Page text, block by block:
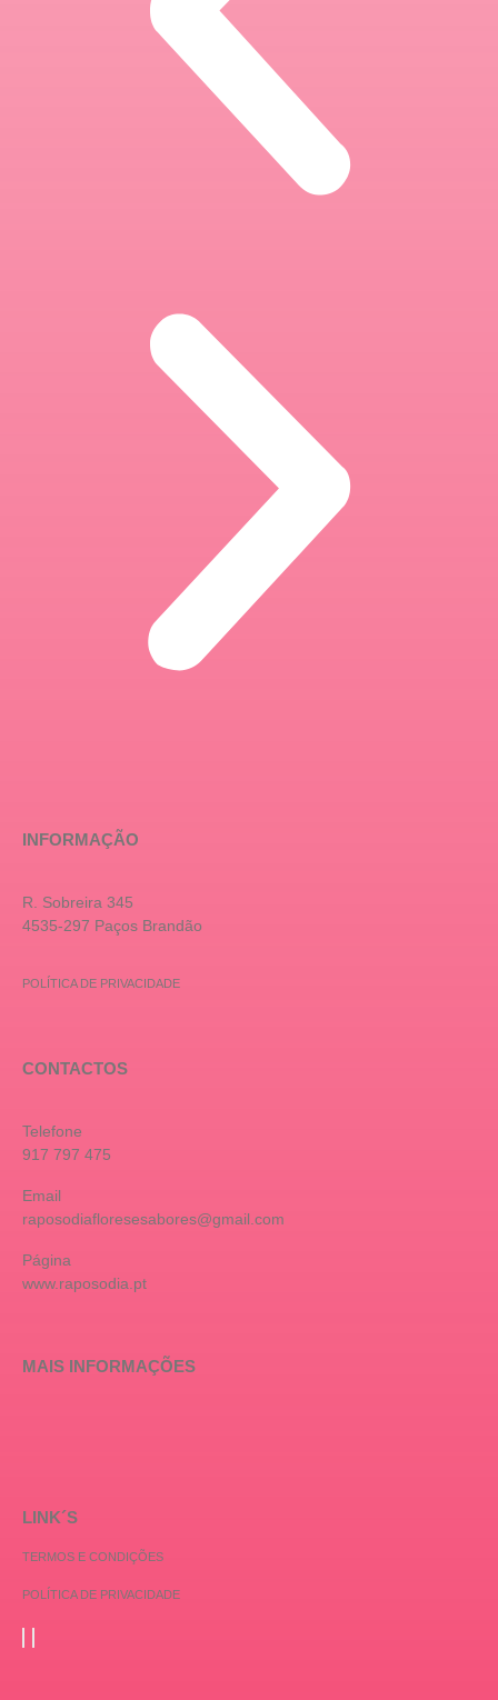
INFORMAÇÃO
R. Sobreira 345
4535-297 Paços Brandão
POLÍTICA DE PRIVACIDADE
CONTACTOS
Telefone
917 797 475
Email
raposodiafloresesabores@gmail.com
Página
www.raposodia.pt
MAIS INFORMAÇÕES
LINK´S
TERMOS E CONDIÇÕES
POLÍTICA DE PRIVACIDADE